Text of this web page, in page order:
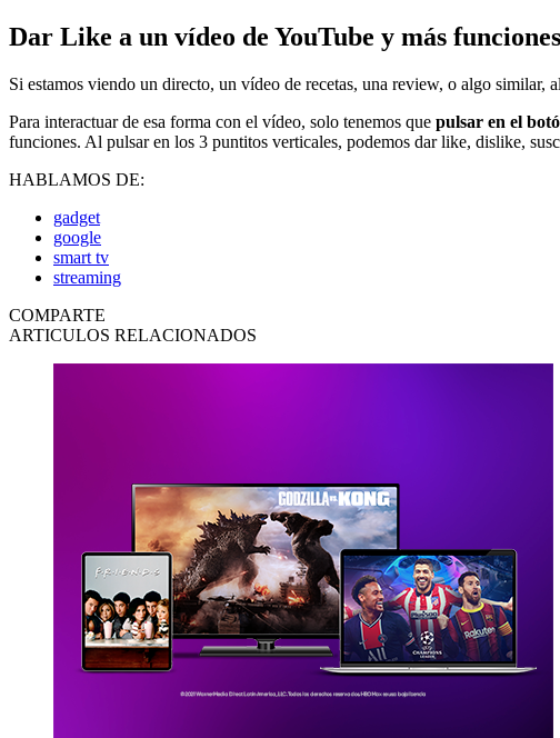
Dar Like a un vídeo de YouTube y más
Si estamos viendo un directo, un vídeo de recetas, una review, o algo
Para interactuar de esa forma con el vídeo, solo tenemos que pulsar en el
funciones. Al pulsar en los 3 puntitos verticales, podemos dar like, dislike,
HABLAMOS DE:
gadget
google
smart tv
streaming
COMPARTE
ARTICULOS RELACIONADOS